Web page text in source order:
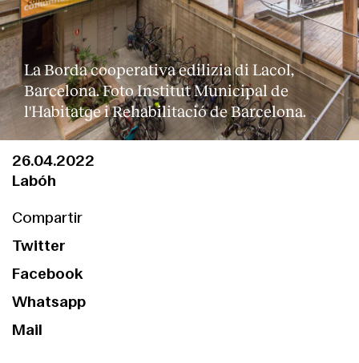
La Borda cooperativa edilizia di Lacol,
Barcelona. Foto Institut Municipal de
l'Habitatge i Rehabilitació de Barcelona.
26.04.2022
Labóh
Compartir
Twitter
Facebook
Whatsapp
Mail